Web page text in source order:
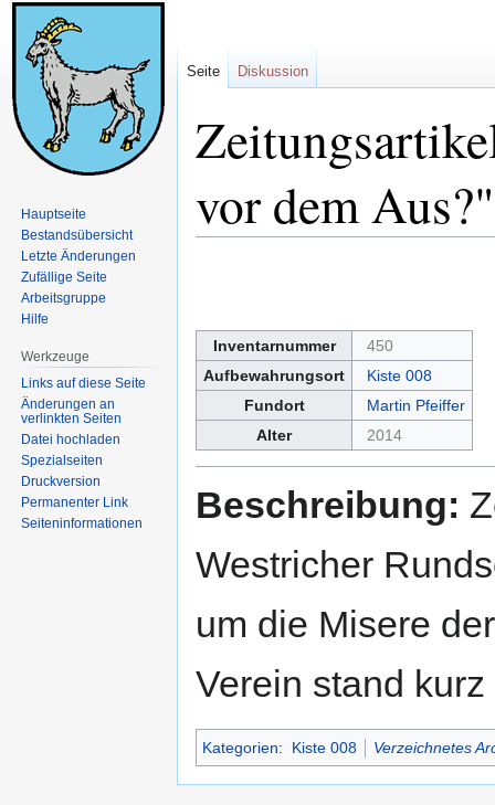
vor dem Aus?"
Inventarnummer
450
Aufbewahrungsort
Kiste 008
Fundort
Martin Pfeiffer
Alter
2014
Beschreibung:
Westricher
um die Misere
Verein stand
Kategorien: Kiste 008 Verzeichnetes
Seite Diskussion
Hauptseite
Bestandsübersicht
Letzte Änderungen
Zufällige Seite
Arbeitsgruppe
Hilfe
Werkzeuge
Links auf diese Seite
Änderungen an
verlinkten Seiten
Datei hochladen
Spezialseiten
Druckversion
Permanenter Link
Seiten­informationen